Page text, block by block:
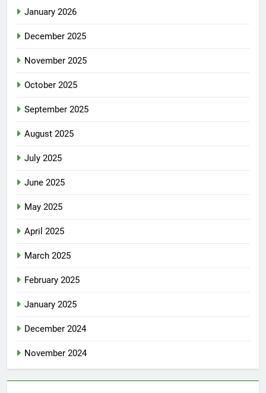
January 2026
December 2025
November 2025
October 2025
September 2025
August 2025
July 2025
June 2025
May 2025
April 2025
March 2025
February 2025
January 2025
December 2024
November 2024